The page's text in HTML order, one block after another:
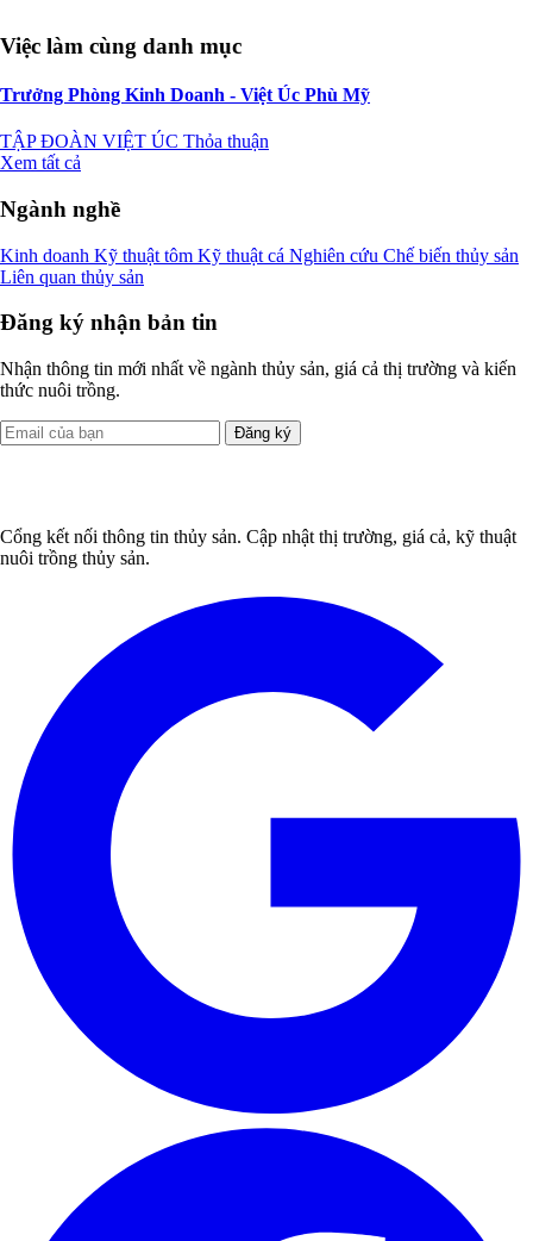
Việc làm cùng danh mục
Trưởng Phòng Kinh Doanh - Việt Úc Phù Mỹ
TẬP ĐOÀN VIỆT ÚC Thỏa thuận
Xem tất cả
Ngành nghề
Kinh doanh Kỹ thuật tôm Kỹ thuật cá Nghiên cứu Chế biến thủy sản
Liên quan thủy sản
Đăng ký nhận bản tin
Nhận thông tin mới nhất về ngành thủy sản, giá cả thị trường và kiến
thức nuôi trồng.
Đăng ký
Cổng kết nối thông tin thủy sản. Cập nhật thị trường, giá cả, kỹ thuật
nuôi trồng thủy sản.